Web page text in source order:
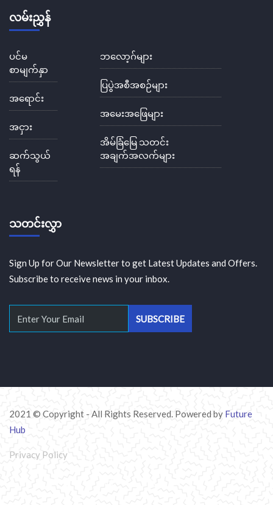
လမ်းညွှန်
ပင်မ
စာမျက်နှာ
အရောင်း
အငှား
ဆက်သွယ်
ရန်
ဘလော့ဂ်များ
ပြပွဲအစီအစဉ်များ
အမေးအဖြေများ
အိမ်ခြံမြေ သတင်း
အချက်အလက်များ
သတင်းလွှာ
Sign Up for Our Newsletter to get Latest Updates and Offers.
Subscribe to receive news in your inbox.
2021 © Copyright - All Rights Reserved. Powered by Future
Hub
Privacy Policy